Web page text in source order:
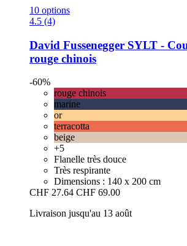
10 options
4.5 (4)
David Fussenegger SYLT -​
rouge chinois
-60%
rouge chinois
marine
or
terracotta
beige
+5
Flanelle très douce
Très respirante
Dimensions : 140 x 200 cm
CHF 27.64 CHF 69.00
Livraison jusqu'au 13 août